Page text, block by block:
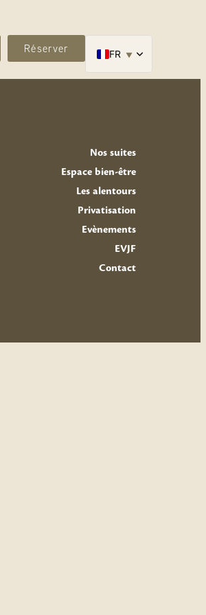
Réserver
FR
EN
Nos suites
Espace bien-être
Les alentours
Privatisation
Evènements
EVJF
Contact